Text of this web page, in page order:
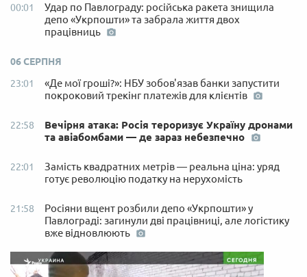
00:01
Удар по Павлограду: російська ракета знищила
депо «Укрпошти» та забрала життя двох
працівниць
06 СЕРПНЯ
23:01
«Де мої гроші?»: НБУ зобов'язав банки запустити
покроковий трекінг платежів для клієнтів
22:58
Вечірня атака: Росія тероризує Україну дронами
та авіабомбами — де зараз небезпечно
22:01
Замість квадратних метрів — реальна ціна: уряд
готує революцію податку на нерухомість
21:58
Росіяни вщент розбили депо «Укрпошти» у
Павлограді: загинули дві працівниці, але логістику
вже відновлюють